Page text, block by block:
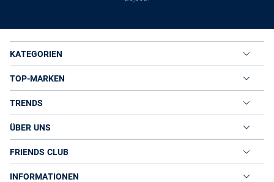
KATEGORIEN
TOP-MARKEN
TRENDS
ÜBER UNS
FRIENDS CLUB
INFORMATIONEN